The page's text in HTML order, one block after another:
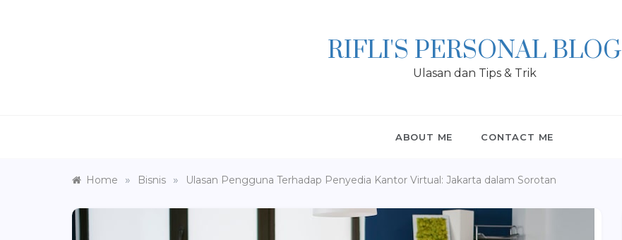
RIFLI'S PERSONAL BLOG
Ulasan dan Tips & Trik
ABOUT ME CONTACT ME
Home » Bisnis » Ulasan Pengguna Terhadap Penyedia Kantor Virtual: Jakarta dalam Sorotan